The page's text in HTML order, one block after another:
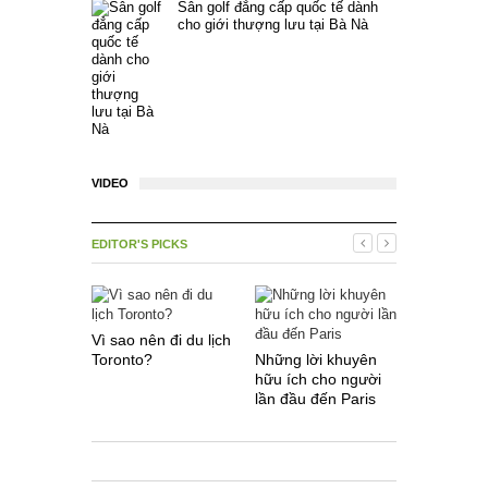
Sân golf đẳng cấp quốc tế dành
cho giới thượng lưu tại Bà Nà
VIDEO
EDITOR'S PICKS
Vì sao nên đi du lịch
Toronto?
Những lời khuyên
hữu ích cho người
lần đầu đến Paris